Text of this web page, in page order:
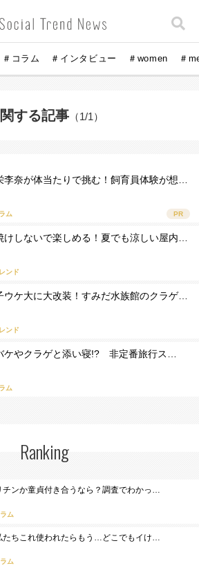
＃コラム ＃インタビュー ＃women ＃
する記事 （1/1）
李奈が体当たりで挑む！飼育員体験が想…
ム PR
けしないで楽しめる！夏でも涼しい屋内…
ンド
ウケ大に大改装！すみだ水族館のクラゲ…
ンド
ケやクラゲと添い寝!? 非定番旅行ス…
ム
Ranking
チンか童貞付き合うなら？調査でわかっ…
ム
たちこれ使われたらもう…どこでもイけ…
ム